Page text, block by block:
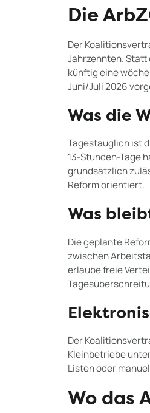
Die
Der
Jahrzehnten.
künftig eine
Juni/Juli 2026
Was die
Tagestauglich ist
13-Stunden-Tage
grundsätzlich
Reform orientiert.
Was
Die geplante
zwischen
erlaube freie
Der
Kleinbetriebe
Listen oder
Wo das